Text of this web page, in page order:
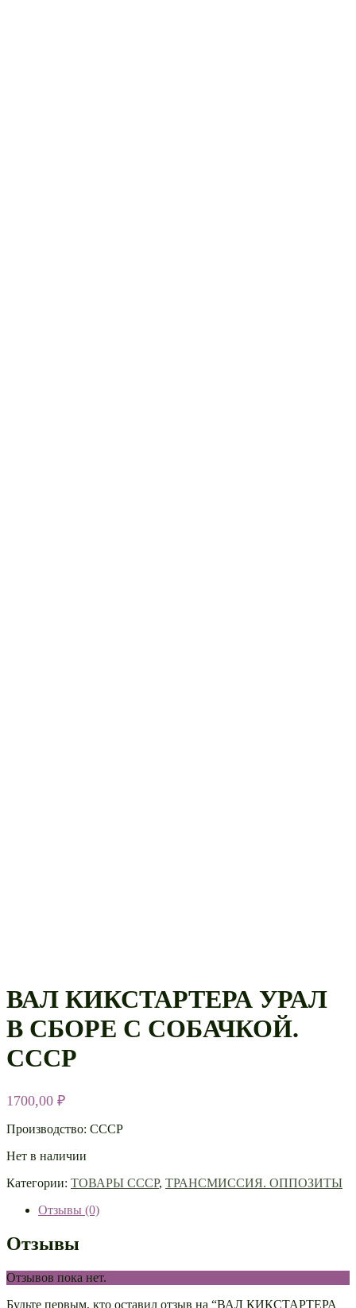
ВАЛ КИКСТАРТЕРА УРАЛ
В СБОРЕ С СОБАЧКОЙ.
СССР
1700,00 ₽
Производство: СССР
Нет в наличии
Категории: ТОВАРЫ СССР, ТРАНСМИССИЯ. ОППОЗИТЫ
Отзывы (0)
Отзывы
Отзывов пока нет.
Будьте первым, кто оставил отзыв на “ВАЛ КИКСТАРТЕРА